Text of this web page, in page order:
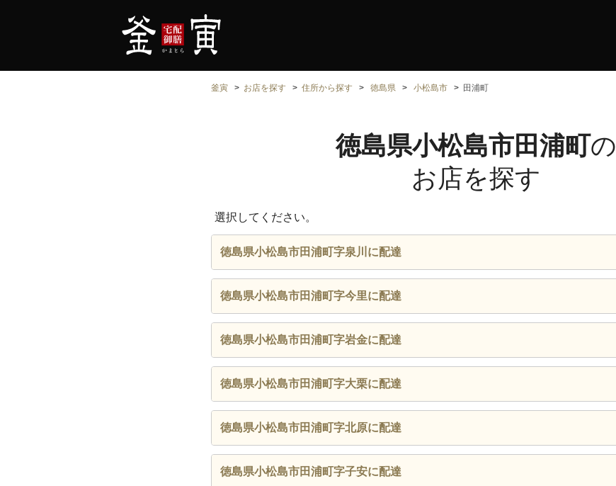
釜寅 お店を探す 住所から探す 徳島県 小松島市 田浦町
徳島県小松島市田浦町の
お店を探す
選択してください。
徳島県小松島市田浦町字泉川に配達
徳島県小松島市田浦町字今里に配達
徳島県小松島市田浦町字岩金に配達
徳島県小松島市田浦町字大栗に配達
徳島県小松島市田浦町字北原に配達
徳島県小松島市田浦町字子安に配達